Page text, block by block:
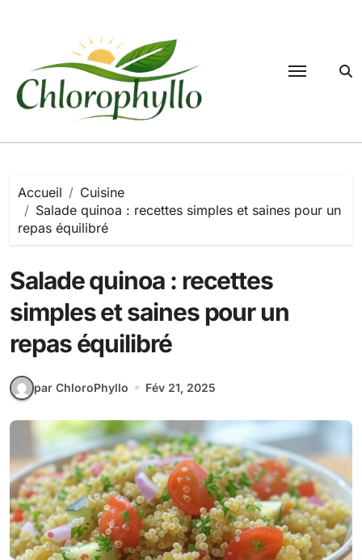
Accueil
Cuisine
Salade quinoa : recettes simples et saines pour un
repas équilibré
Salade quinoa : recettes
simples et saines pour un
repas équilibré
par ChloroPhyllo Fév 21, 2025